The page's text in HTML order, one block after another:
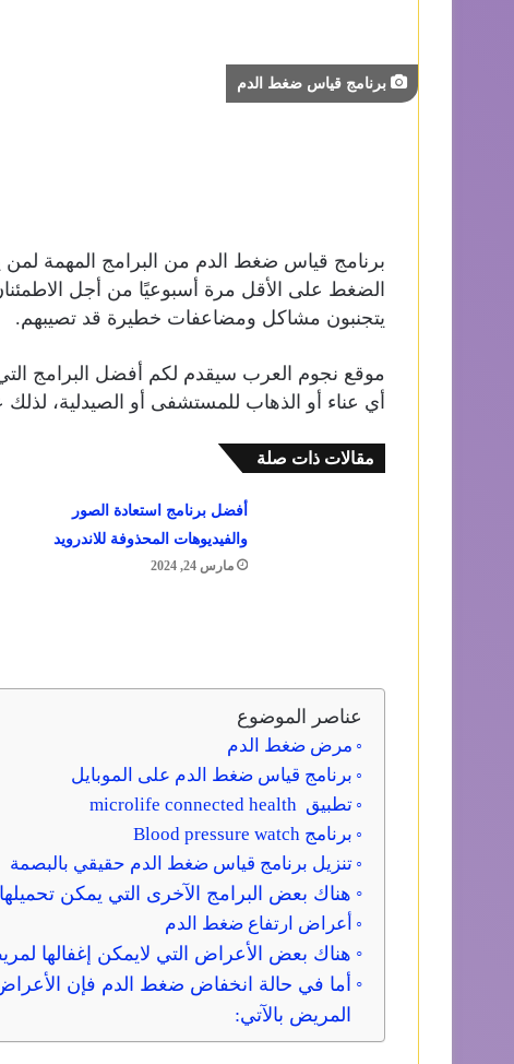
برنامج قياس ضغط الدم
برنامج قياس ضغط الدم من البرامج المهمة لمن
الضغط على الأقل مرة أسبوعيًا من أجل
يتجنبون مشاكل ومضاعفات خطيرة قد تصيبهم.
موقع نجوم العرب سيقدم لكم أفضل البرامج
أي عناء أو الذهاب للمستشفى أو الصيدلية، لذلك
مقالات ذات صلة
أفضل برنامج استعادة الصور
والفيديوهات المحذوفة للاندرويد
مارس 24, 2024
عناصر الموضوع
مرض ضغط الدم
برنامج قياس ضغط الدم على الموبايل
تطبيق microlife connected health
برنامج Blood pressure watch
تنزيل برنامج قياس ضغط الدم حقيقي بالبصمة
هناك بعض البرامج الآخرى التي يمكن
أعراض ارتفاع ضغط الدم
هناك بعض الأعراض التي لايمكن إغفالها
أما في حالة انخفاض ضغط الدم فإن الأعراض
المريض بالآتي: